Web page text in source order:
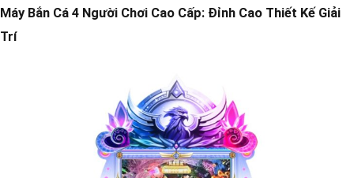
Máy Bắn Cá 4 Người Chơi Cao Cấp: Đỉnh Cao Thiết Kế Giải
Trí